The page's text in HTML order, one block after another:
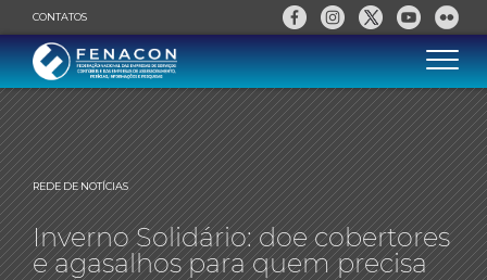
CONTATOS
REDE DE NOTÍCIAS
Inverno Solidário: doe cobertores
e agasalhos para quem precisa